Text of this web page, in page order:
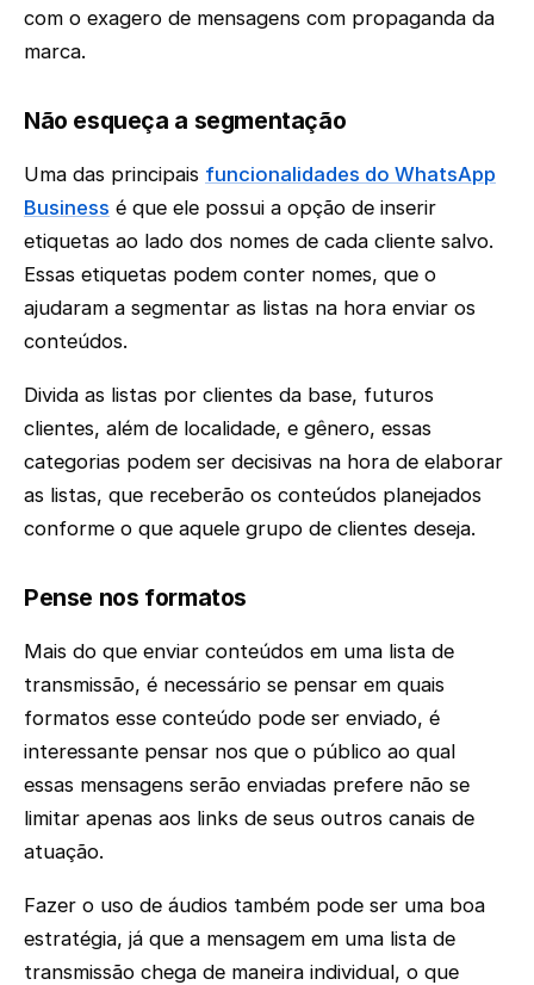
com o exagero de mensagens com propaganda da
marca.
Não esqueça a segmentação
Uma das principais funcionalidades do WhatsApp
Business é que ele possui a opção de inserir
etiquetas ao lado dos nomes de cada cliente salvo.
Essas etiquetas podem conter nomes, que o
ajudaram a segmentar as listas na hora enviar os
conteúdos.
Divida as listas por clientes da base, futuros
clientes, além de localidade, e gênero, essas
categorias podem ser decisivas na hora de elaborar
as listas, que receberão os conteúdos planejados
conforme o que aquele grupo de clientes deseja.
Pense nos formatos
Mais do que enviar conteúdos em uma lista de
transmissão, é necessário se pensar em quais
formatos esse conteúdo pode ser enviado, é
interessante pensar nos que o público ao qual
essas mensagens serão enviadas prefere não se
limitar apenas aos links de seus outros canais de
atuação.
Fazer o uso de áudios também pode ser uma boa
estratégia, já que a mensagem em uma lista de
transmissão chega de maneira individual, o que